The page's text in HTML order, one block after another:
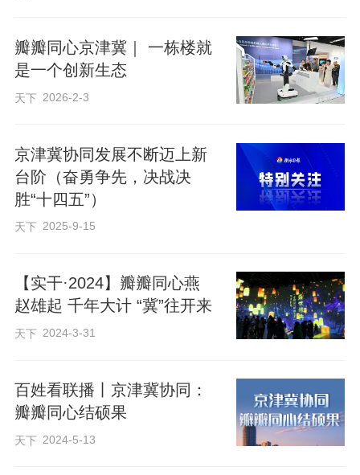
瓣瓣同心京津冀｜ 一栋楼就
是一个创新生态
天下 2026-2-3
京津冀协同发展不断迈上新
台阶（奋勇争先，决战决
胜“十四五”）
天下 2025-9-15
【实干·2024】瓣瓣同心燕
赵雄起 千年大计 “冀”往开来
天下 2024-3-31
百姓看联播丨京津冀协同：
瓣瓣同心结硕果
天下 2024-5-13